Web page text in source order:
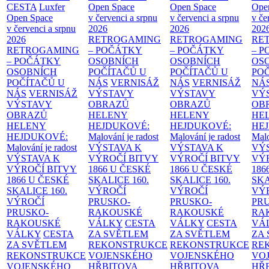
CESTA Luxfer
Open Space
v červenci a srpnu
2026
RETROGAMING
– POČÁTKY
OSOBNÍCH
POČÍTAČŮ U
NÁS VERNISÁŽ
VÝSTAVY
OBRAZŮ
HELENY
HEJDUKOVÉ:
Malování je radost
VÝSTAVA K
VÝROČÍ BITVY
1866 U ČESKÉ
SKALICE 160.
VÝROČÍ
PRUSKO-
RAKOUSKÉ
VÁLKY CESTA
ZA SVĚTLEM
REKONSTRUKCE
VOJENSKÉHO
Open Space
v červenci a srpnu
2026
RETROGAMING
– POČÁTKY
OSOBNÍCH
POČÍTAČŮ U
NÁS VERNISÁŽ
VÝSTAVY
OBRAZŮ
HELENY
HEJDUKOVÉ:
Malování je radost
VÝSTAVA K
VÝROČÍ BITVY
1866 U ČESKÉ
SKALICE 160.
VÝROČÍ
PRUSKO-
RAKOUSKÉ
VÁLKY CESTA
ZA SVĚTLEM
REKONSTRUKCE
VOJENSKÉHO
HŘBITOVA
Open Space
v červenci a srpnu
2026
RETROGAMING
– POČÁTKY
OSOBNÍCH
POČÍTAČŮ U
NÁS VERNISÁŽ
VÝSTAVY
OBRAZŮ
HELENY
HEJDUKOVÉ:
Malování je radost
VÝSTAVA K
VÝROČÍ BITVY
1866 U ČESKÉ
SKALICE 160.
VÝROČÍ
PRUSKO-
RAKOUSKÉ
VÁLKY CESTA
ZA SVĚTLEM
REKONSTRUKCE
VOJENSKÉHO
HŘBITOVA
v
–
ZA